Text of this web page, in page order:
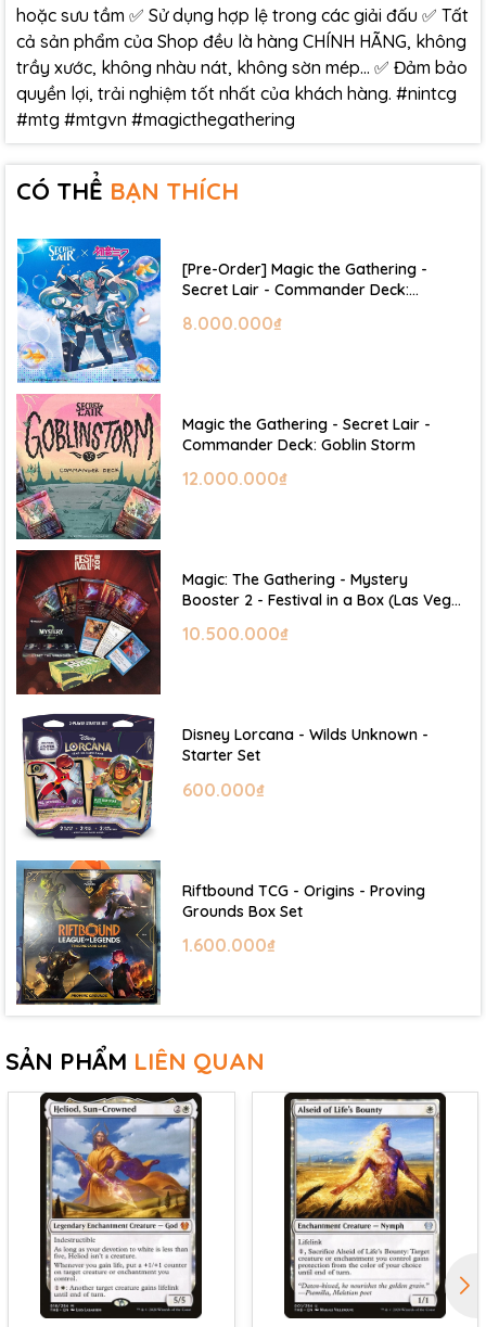
hoặc sưu tầm ✅ Sử dụng hợp lệ trong các giải đấu ✅ Tất
cả sản phẩm của Shop đều là hàng CHÍNH HÃNG, không
trầy xước, không nhàu nát, không sờn mép… ✅ Đảm bảo
quyền lợi, trải nghiệm tốt nhất của khách hàng. #nintcg
#mtg #mtgvn #magicthegathering
CÓ THỂ BẠN THÍCH
[Pre-Order] Magic the Gathering -
Secret Lair - Commander Deck:
8.000.000₫
Magic the Gathering - Secret Lair -
Commander Deck: Goblin Storm
12.000.000₫
Magic: The Gathering - Mystery
Booster 2 - Festival in a Box (Las Vegas
10.500.000₫
Disney Lorcana - Wilds Unknown -
Starter Set
600.000₫
Riftbound TCG - Origins - Proving
Grounds Box Set
1.600.000₫
SẢN PHẨM LIÊN QUAN